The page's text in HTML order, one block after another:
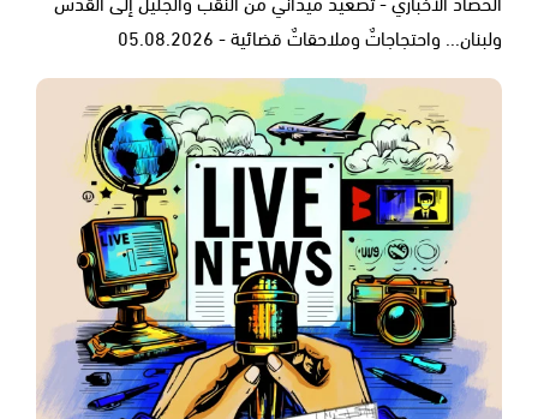
ولبنان... واحتجاجاتٌ وملاحقاتٌ قضائية - 05.08.2026